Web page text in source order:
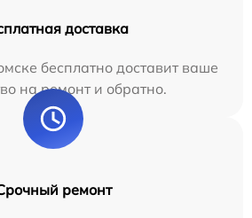
доставка
бесплатно доставит ваше
на ремонт и обратно.
ремонт